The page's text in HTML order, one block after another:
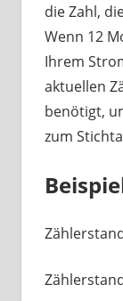
die Zahl,
Wenn 12
Ihrem
aktuellen
benötigt,
zum